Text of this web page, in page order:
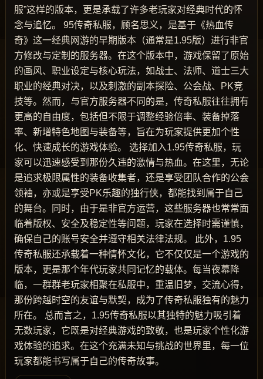
服”这样的版本，更是承载了许多老玩家对经典时代的怀
念与追忆。 95传奇私服，顾名思义，是基于《热血传
奇》这一经典网游的早期版本（通常是1.95版）进行非官
方修改与定制的服务器。在这个版本中，游戏保留了原始
的画风、职业设定与核心玩法，如战士、法师、道士三大
职业的经典对决，以及刺激的副本探险、公会战、PK竞
技等。然而，与官方服务器不同的是，传奇私服往往拥有
更高的自由度，包括但不限于调整经验倍率、装备掉落
率、新增特色地图与装备等，旨在为玩家提供更加个性
化、快速成长的游戏体验。 选择加入1.95传奇私服，玩
家可以迅速感受到那份久违的激情与热血。在这里，无论
是追求极限属性的装备收集者，还是享受团队合作的公会
领袖，亦或是享受PK乐趣的独行侠，都能找到属于自己
的舞台。同时，由于是非官方运营，这些服务器也常常面
临着版权、安全及稳定性等问题，玩家在选择时需谨慎，
确保自己的账号安全并遵守相关法律法规。 此外，1.95
传奇私服还承载着一种情怀文化，它不仅仅是一个游戏的
版本，更是那个年代玩家共同记忆的载体。每当夜幕降
临，一群群老玩家相聚在私服中，重温旧梦，交流心得，
那份跨越时空的友谊与默契，成为了传奇私服独有的魅力
所在。 总而言之，1.95传奇私服以其独特的魅力吸引着
无数玩家，它既是对经典游戏的致敬，也是玩家个性化游
戏体验的追求。在这个充满未知与挑战的世界里，每一位
玩家都能书写属于自己的传奇故事。